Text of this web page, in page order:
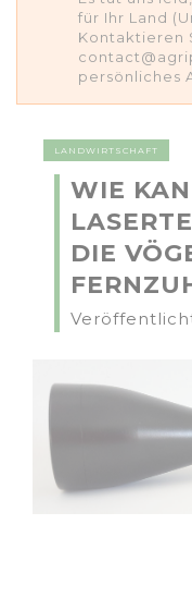
für Ihr Land
Kontaktieren
persönliches
LANDWIRTSCHAFT
WIE
DIE